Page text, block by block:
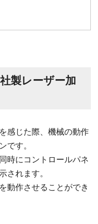
製レーザー加
感じた際、機械の動作
です。
時にコントロールパネ
されます。
動作させることができ